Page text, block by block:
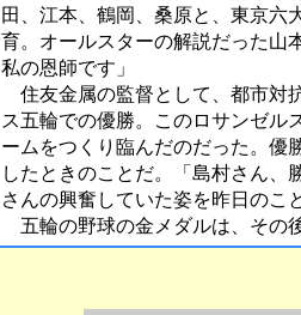
田、江本、鶴岡、桑原と、東京六
育。オールスターの解説だった山
私の恩師です」
住友金属の監督として、都市対
ス五輪での優勝。このロサンゼル
ームをつくり臨んだのだった。優
したときのことだ。「島村さん、
さんの興奮していた姿を昨日のこ
五輪の野球の金メダルは、その